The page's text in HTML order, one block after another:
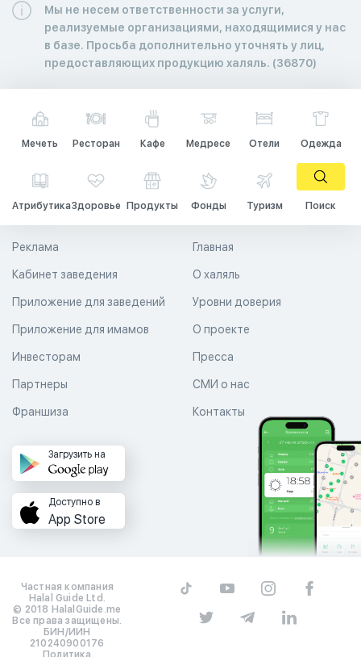
Мы не несем ответственности за услуги,
реализуемые организациями, находящимися у нас
в базе. Просьба дополнительно уточнять у лиц,
предоставляющих продукцию халяль. (36870)
Мечеть Ресторан Кафе Медресе Отели Одежда
АтрибутикаЗдоровье Продукты Фонды Туризм Поиск
Главная
О халяль
Уровни доверия
Реклама
Кабинет заведения
Приложение для заведений
Приложение для имамов О проекте
Пресса
СМИ о нас
Контакты
Инвесторам
Партнеры
Франшиза
Загрузить на
Доступно в
App Store
Частная компания
Halal Guide Ltd.
© 2018 HalalGuide.me
Все права защищены.
БИН/ИИН
210240900176
Политика